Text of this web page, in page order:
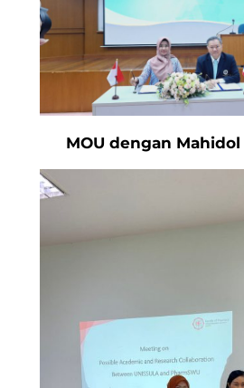
MOU dengan